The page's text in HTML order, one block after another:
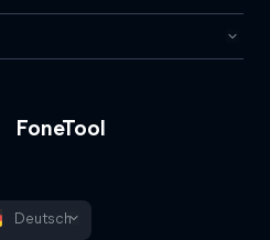
FoneTool
Deutsch